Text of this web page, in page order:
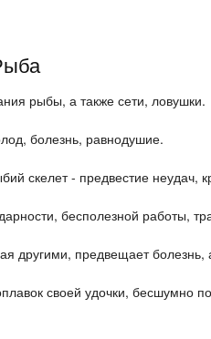
рыбы, а также сети, ловушки.
болезнь, равнодушие.
скелет - предвестие неудач,
бесполезной работы,
другими, предвещает
своей удочки, бесшумно